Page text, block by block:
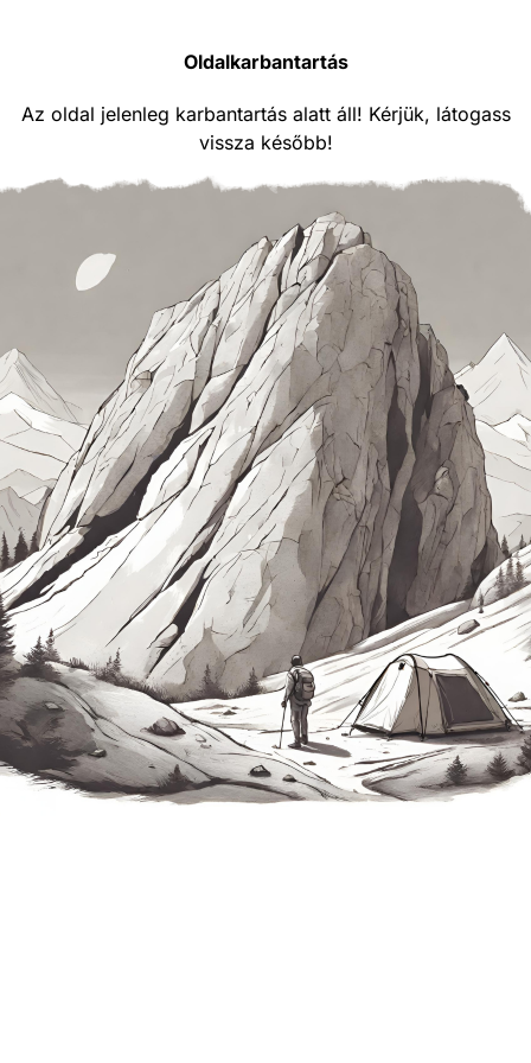
Oldalkarbantartás
Az oldal jelenleg karbantartás alatt áll! Kérjük, látogass
vissza később!